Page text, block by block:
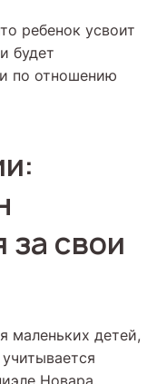
ребенок усвоит
будет
по отношению
за свои
маленьких детей,